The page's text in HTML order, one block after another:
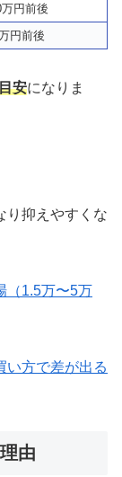
円前後
円前後
安になりま
り抑えやすくな
（1.5万〜5万
い方で差が出る
由